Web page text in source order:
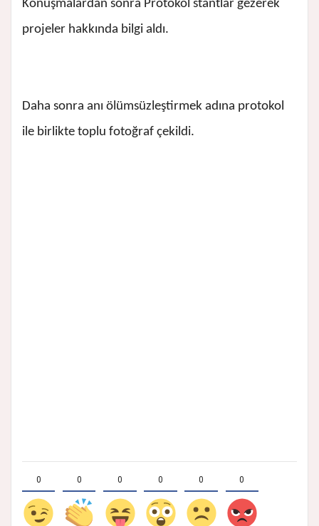
Konuşmalardan sonra Protokol stantlar gezerek
projeler hakkında bilgi aldı.
Daha sonra anı ölümsüzleştirmek adına protokol
ile birlikte toplu fotoğraf çekildi.
0 0 0 0 0 0